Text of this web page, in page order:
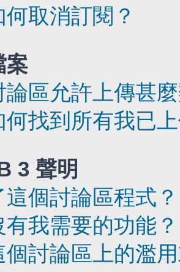
取消訂閱？
案
論區允許上傳甚
何找到所有我已
3 聲明
個討論區程式？
我需要的功能？
個討論區上的濫